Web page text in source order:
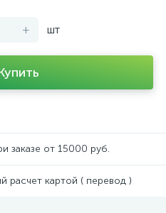
+ шт
заказе от 15000 руб.
расчет картой ( перевод )